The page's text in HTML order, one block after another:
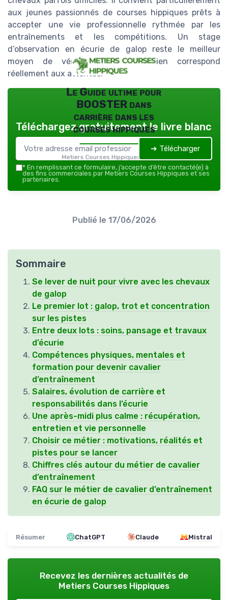
aux jeunes passionnés de courses hippiques prêts à
accepter une vie professionnelle rythmée par les
entraînements et les compétitions. Un stage
d’observation en écurie de galop reste le meilleur
moyen de vérifier si ce quotidien correspond
réellement aux attentes.
Le Guide ultime pour
BOOSTER dans
carrière dans les
courses hippiques
Metiers Courses Hippiques — 2026
Téléchargez gratuitement le livre blanc
➔ Télécharger
* En remplissant ce formulaire, j’accepte d’être contacté(e) à
des fins commerciales par Metiers Courses Hippiques et ses
partenaires.
Publié le 17/06/2026
Sommaire
Se lever de nuit pour vivre avec les chevaux
de galop
Le premier lot : galop, trot et concentration
sur les pistes
Entre deux lots : soins, pansage et travaux
d’écurie
Compétences physiques, mentales et
formation pour devenir cavalier
d’entraînement
Salaires, évolution de carrière et
responsabilités dans l’écurie
Une après-midi plus calme : récupération,
entretien et vie personnelle
Choisir ce métier : motivations, réalités et
pistes pour se lancer
Chiffres clés autour du métier de cavalier
d’entraînement
FAQ sur le métier de cavalier d’entraînement
en écurie de galop
Résumer ChatGPT Claude Mistral
Recevez les dernières actualités de
Metiers Courses Hippiques